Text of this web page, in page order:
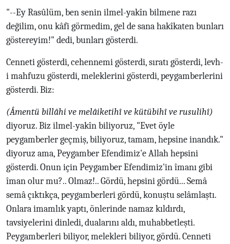
"--Ey Rasûlüm, ben senin ilmel-yakîn bilmene razı
değilim, onu kâfi görmedim, gel de sana hakîkaten bunları
göstereyim!" dedi, bunları gösterdi.
Cenneti gösterdi, cehennemi gösterdi, sıratı gösterdi, levh-
i mahfuzu gösterdi, meleklerini gösterdi, peygamberlerini
gösterdi. Biz:
(Âmentü billâhi ve melâiketihî ve kütübihî ve rusulihî)
diyoruz. Biz ilmel-yakîn biliyoruz, "Evet öyle
peygamberler geçmiş, biliyoruz, tamam, hepsine inandık."
diyoruz ama, Peygamber Efendimiz'e Allah hepsini
gösterdi. Onun için Peygamber Efendimiz'in îmanı gibi
îman olur mu?.. Olmaz!.. Gördü, hepsini gördü... Semâ
semâ çıktıkça, peygamberleri gördü, konuştu selâmlaştı.
Onlara imamlık yaptı, önlerinde namaz kıldırdı,
tavsiyelerini dinledi, dualarını aldı, muhabbetleşti.
Peygamberleri biliyor, melekleri biliyor, gördü. Cenneti